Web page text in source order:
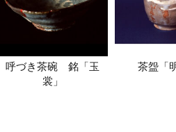
呼づき茶碗 銘「玉
裳」
茶盌「